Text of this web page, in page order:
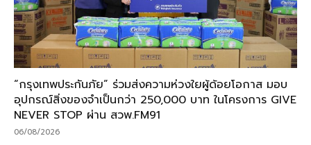
“กรุงเทพประกันภัย” ร่วมส่งความห่วงใยผู้ด้อยโอกาส มอบ
อุปกรณ์สิ่งของจำเป็นกว่า 250,000 บาท ในโครงการ GIVE
NEVER STOP ผ่าน สวพ.FM91
06/08/2026